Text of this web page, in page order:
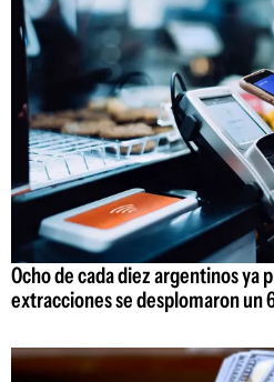
Ocho de cada diez argentinos ya
extracciones se desplomaron un